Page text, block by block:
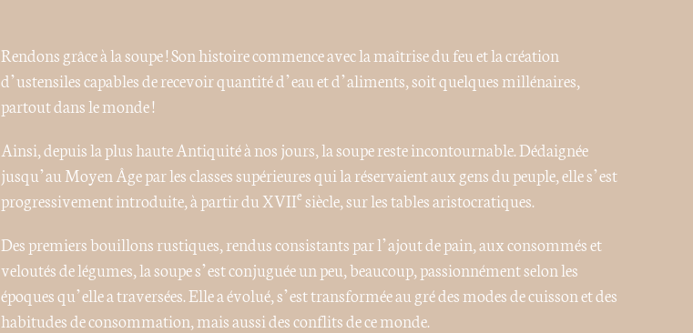
Rendons grâce à la soupe ! Son histoire commence avec la maîtrise du feu et la création
d’ustensiles capables de recevoir quantité d’eau et d’aliments, soit quelques millénaires,
partout dans le monde !
Ainsi, depuis la plus haute Antiquité à nos jours, la soupe reste incontournable. Dédaignée
jusqu’au Moyen Âge par les classes supérieures qui la réservaient aux gens du peuple, elle s’est
progressivement introduite, à partir du XVIIe siècle, sur les tables aristocratiques.
Des premiers bouillons rustiques, rendus consistants par l’ajout de pain, aux consommés et
veloutés de légumes, la soupe s’est conjuguée un peu, beaucoup, passionnément selon les
époques qu’elle a traversées. Elle a évolué, s’est transformée au gré des modes de cuisson et des
habitudes de consommation, mais aussi des conflits de ce monde.